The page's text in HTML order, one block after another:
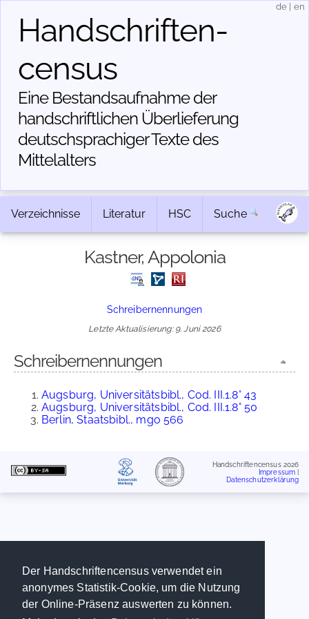
Der Handschriftencensus verwendet ein
anonymes Statistik-Cookie, um die Nutzung
der Online-Präsenz auswerten zu können.
Handschriften­
census
Eine Bestandsaufnahme der
handschriftlichen Über­lieferung
deutschsprachiger Texte des
Mittelalters
de en
Verzeichnisse Literatur HSC Suche
Kastner, Appolonia
Schreibernennungen
Letzte Aktualisierung: 9. Juni 2026
Schreibernennungen
Augsburg, Universitätsbibl., Cod. III.1.8° 43
Augsburg, Universitätsbibl., Cod. III.1.8° 50
Berlin, Staatsbibl., mgo 566
Handschriftencensus 2026
Impressum
Datenschutzerklärung